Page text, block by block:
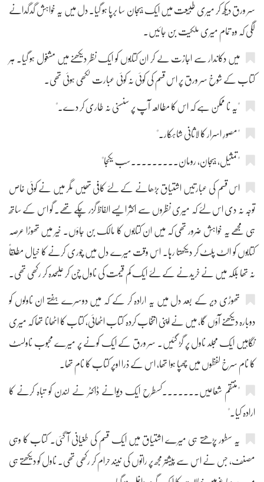
سر ورق دیکھ کر میری طبیعت میں ایک ہیجان سا برپا ہو گیا۔ دل میں یہ خواہش گدگدانے
لگی کہ وہ تمام میری ملکیت بن جائیں۔
میں دکاندار سے اجازت لے کر ان کتابوں کو ایک نظر دیکھنے میں مشغول ہو گیا۔ ہر
کتاب کے شوخ سر ورق پر اس قسم کی کوئی نہ کوئی عبارت لکھی ہوئی تھی۔
"یہ نا ممکن ہے کہ اس کا مطالعہ آپ پر سنسنی نہ طاری کر دے۔"
"مصورِ اسرار کا لاثانی شاہکار۔"
"تمثیل، ہیجان، رومان۔۔۔۔۔۔۔۔۔سب یکجا"
اس قسم کی عبارتیں اشتیاق بڑھانے کے لئے کافی تھیں مگر میں نے کوئی خاص
توجہ نہ دی اس لئے کہ میری نظروں سے اکثر ایسے الفاظ گزر چکے تھے۔ گو اس کے ساتھ
ہی مجھے یہ خواہش ضرور تھی کہ میں ان کتابوں کا مالک بن جاؤں۔ خیر میں تھوڑا عرصہ
کتابوں کو الٹ پلٹ کر دیکھتا رہا۔ اس وقت میرے دل میں چوری کرنے کا خیال مطلقاً
نہ تھا بلکہ میں نے خریدنے کے لئے ایک کم قیمت کی ناول چن کر علیحدہ کر رکھی تھی۔
تھوڑی دیر کے بعد دل میں یہ ارادہ کر کے کہ میں دوسرے ہفتے ان ناولوں کو
دوبارہ دیکھنے آؤں گا، میں نے اپنی انتخاب کردہ کتاب اٹھائی، کتاب کا اٹھانا تھا کہ میری
نگاہیں ایک مجلد ناول پر گڑ گئیں۔ سر ورق کے ایک کونے پر میرے محبوب ناولسٹ
کا نام سرخ لفظوں میں چھپا ہوا تھا، اس کے ذرا اوپر کتاب کا نام تھا۔
"منتقم شعاعیں۔۔۔۔۔۔۔کسطرح ایک دیوانے ڈاکٹر نے لندن کو تباہ کرنے کا
ارادہ کیا۔"
یہ سطور پڑھتے ہی میرے اشتیاق میں ایک قسم کی طغیانی آ گئی۔ کتاب کا وہی
مصنف، جس نے اس سے پیشتر مجھ پر راتوں کی نیند حرام کر رکھی تھی۔ ناول کو دیکھتے ہی